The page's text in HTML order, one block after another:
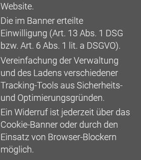
Website.
Die im Banner erteilte
Einwilligung (Art. 13 Abs. 1 DSG
bzw. Art. 6 Abs. 1 lit. a DSGVO).
Vereinfachung der Verwaltung
und des Ladens verschiedener
Tracking-Tools aus Sicherheits-
und Optimierungsgründen.
Ein Widerruf ist jederzeit über das
Cookie-Banner oder durch den
Einsatz von Browser-Blockern
möglich.